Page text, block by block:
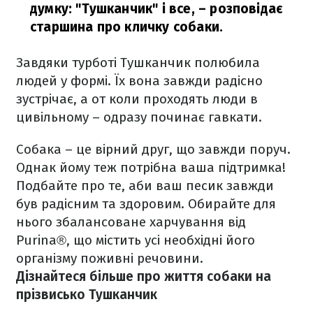
думку: "Тушканчик" і все, – розповідає
старшина про кличку собаки.
Завдяки турботі Тушканчик полюбила
людей у формі. Їх вона завжди радісно
зустрічає, а от коли проходять люди в
цивільному – одразу починає гавкати.
Собака – це вірний друг, що завжди поруч.
Однак йому теж потрібна ваша підтримка!
Подбайте про те, аби ваш песик завжди
був радісним та здоровим. Обирайте для
нього збалансоване харчування від
Purina®, що містить усі необхідні його
організму поживні речовини.
Дізнайтеся більше про життя собаки на
прізвисько Тушканчик